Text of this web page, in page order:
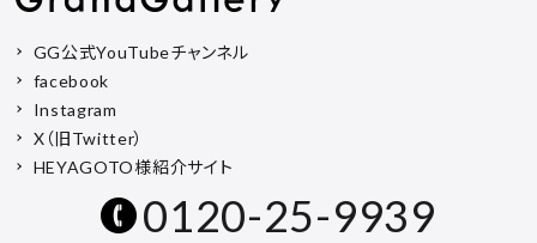
GG公式YouTubeチャンネル
facebook
Instagram
X（旧Twitter）
HEYAGOTO様紹介サイト
0120-25-9939